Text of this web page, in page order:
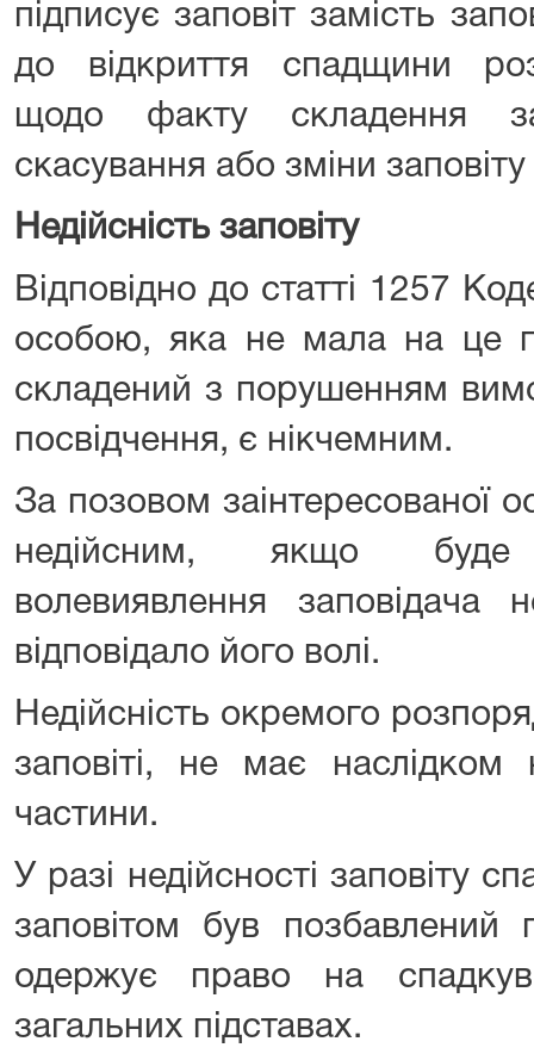
підписує заповіт замість
до відкриття спадщини
щодо факту складення
скасування або зміни
Недійсність заповіту
Відповідно до статті 1257
особою, яка не мала на це
складений з порушенням
посвідчення, є нікчемним.
За позовом заінтересованої
недійсним, якщо
волевиявлення
відповідало його волі.
Недійсність окремого
заповіті, не має наслідком
частини.
У разі недійсності заповіту
заповітом був позбавлений
одержує право на
загальних підставах.